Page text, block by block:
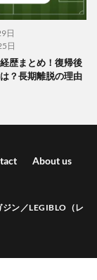
日
日
歴まとめ！復帰後
？長期離脱の理由
About us
ン／LEGIBLO（レ